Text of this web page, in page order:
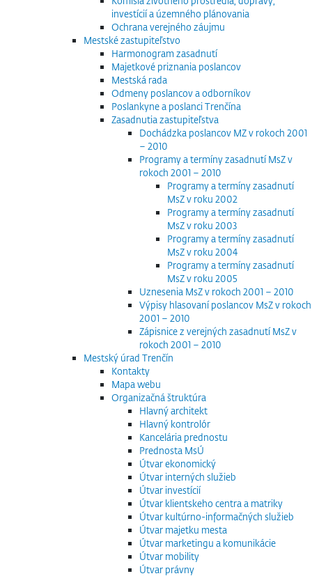
investícií a územného plánovania
Ochrana verejného záujmu
Mestské zastupiteľstvo
Harmonogram zasadnutí
Majetkové priznania poslancov
Mestská rada
Odmeny poslancov a odborníkov
Poslankyne a poslanci Trenčína
Zasadnutia zastupiteľstva
Dochádzka poslancov MZ v rokoch 2001
– 2010
Programy a termíny zasadnutí MsZ v
rokoch 2001 – 2010
Programy a termíny zasadnutí
MsZ v roku 2002
Programy a termíny zasadnutí
MsZ v roku 2003
Programy a termíny zasadnutí
MsZ v roku 2004
Programy a termíny zasadnutí
MsZ v roku 2005
Uznesenia MsZ v rokoch 2001 – 2010
Výpisy hlasovaní poslancov MsZ v rokoch
2001 – 2010
Zápisnice z verejných zasadnutí MsZ v
rokoch 2001 – 2010
Mestský úrad Trenčín
Kontakty
Mapa webu
Organizačná štruktúra
Hlavný architekt
Hlavný kontrolór
Kancelária prednostu
Prednosta MsÚ
Útvar ekonomický
Útvar interných služieb
Útvar investícií
Útvar klientskeho centra a matriky
Útvar kultúrno-informačných služieb
Útvar majetku mesta
Útvar marketingu a komunikácie
Útvar mobility
Útvar právny